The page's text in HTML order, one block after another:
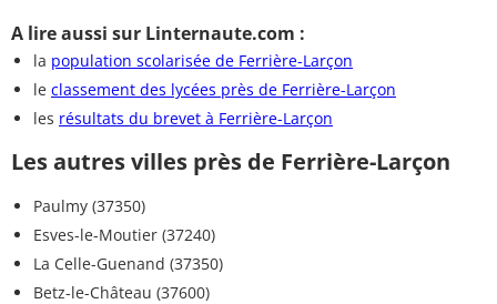
A lire aussi sur Linternaute.com :
la population scolarisée de Ferrière-Larçon
le classement des lycées près de Ferrière-Larçon
les résultats du brevet à Ferrière-Larçon
Les autres villes près de Ferrière-Larçon
Paulmy (37350)
Esves-le-Moutier (37240)
La Celle-Guenand (37350)
Betz-le-Château (37600)